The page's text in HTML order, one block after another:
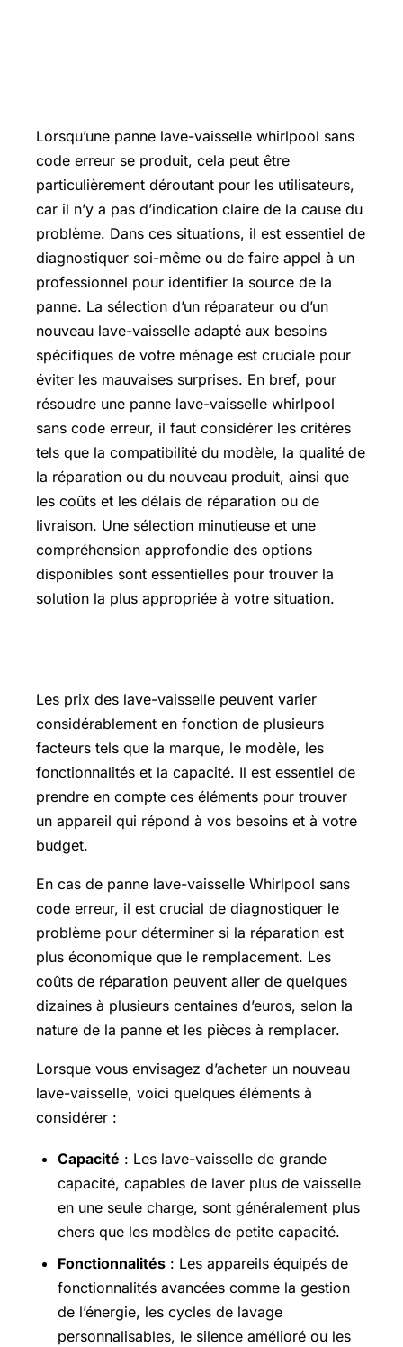
Lorsqu’une panne lave-vaisselle whirlpool sans
code erreur se produit, cela peut être
particulièrement déroutant pour les utilisateurs,
car il n’y a pas d’indication claire de la cause du
problème. Dans ces situations, il est essentiel de
diagnostiquer soi-même ou de faire appel à un
professionnel pour identifier la source de la
panne. La sélection d’un réparateur ou d’un
nouveau lave-vaisselle adapté aux besoins
spécifiques de votre ménage est cruciale pour
éviter les mauvaises surprises. En bref, pour
résoudre une panne lave-vaisselle whirlpool
sans code erreur, il faut considérer les critères
tels que la compatibilité du modèle, la qualité de
la réparation ou du nouveau produit, ainsi que
les coûts et les délais de réparation ou de
livraison. Une sélection minutieuse et une
compréhension approfondie des options
disponibles sont essentielles pour trouver la
solution la plus appropriée à votre situation.
Les prix des lave-vaisselle peuvent varier
considérablement en fonction de plusieurs
facteurs tels que la marque, le modèle, les
fonctionnalités et la capacité. Il est essentiel de
prendre en compte ces éléments pour trouver
un appareil qui répond à vos besoins et à votre
budget.
En cas de panne lave-vaisselle Whirlpool sans
code erreur, il est crucial de diagnostiquer le
problème pour déterminer si la réparation est
plus économique que le remplacement. Les
coûts de réparation peuvent aller de quelques
dizaines à plusieurs centaines d’euros, selon la
nature de la panne et les pièces à remplacer.
Lorsque vous envisagez d’acheter un nouveau
lave-vaisselle, voici quelques éléments à
considérer :
Capacité : Les lave-vaisselle de grande
capacité, capables de laver plus de vaisselle
en une seule charge, sont généralement plus
chers que les modèles de petite capacité.
Fonctionnalités : Les appareils équipés de
fonctionnalités avancées comme la gestion
de l’énergie, les cycles de lavage
personnalisables, le silence amélioré ou les